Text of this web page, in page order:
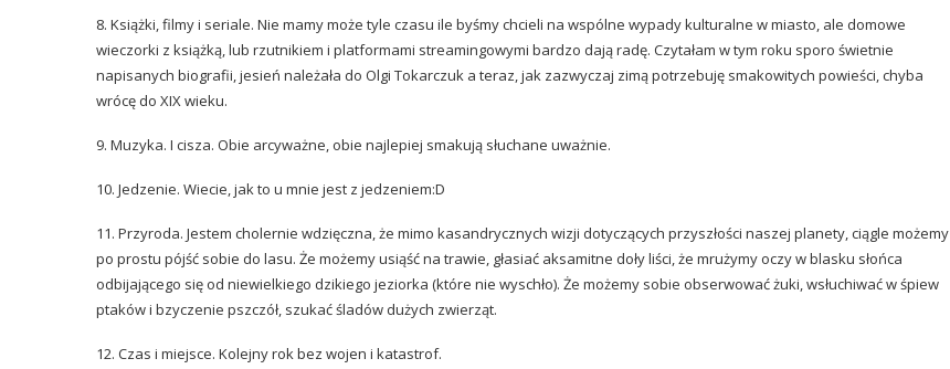
8. Książki, filmy i seriale. Nie mamy może tyle czasu ile byśmy chcieli na wspólne wypady kulturalne w miasto, ale domowe
wieczorki z książką, lub rzutnikiem i platformami streamingowymi bardzo dają radę. Czytałam w tym roku sporo świetnie
napisanych biografii, jesień należała do Olgi Tokarczuk a teraz, jak zazwyczaj zimą potrzebuję smakowitych powieści, chyba
wrócę do XIX wieku.
9. Muzyka. I cisza. Obie arcyważne, obie najlepiej smakują słuchane uważnie.
10. Jedzenie. Wiecie, jak to u mnie jest z jedzeniem:D
11. Przyroda. Jestem cholernie wdzięczna, że mimo kasandrycznych wizji dotyczących przyszłości naszej planety, ciągle możemy
po prostu pójść sobie do lasu. Że możemy usiąść na trawie, głasiać aksamitne doły liści, że mrużymy oczy w blasku słońca
odbijającego się od niewielkiego dzikiego jeziorka (które nie wyschło). Że możemy sobie obserwować żuki, wsłuchiwać w śpiew
ptaków i bzyczenie pszczół, szukać śladów dużych zwierząt.
12. Czas i miejsce. Kolejny rok bez wojen i katastrof.